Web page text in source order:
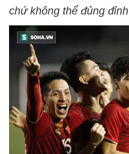
chứ không thể đủng